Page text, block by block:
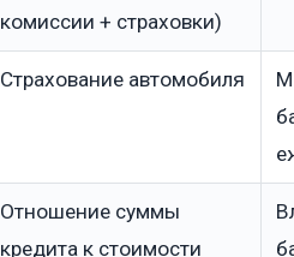
комиссии + страховки)
Страхование автомобиля
Отношение суммы
кредита к стоимости